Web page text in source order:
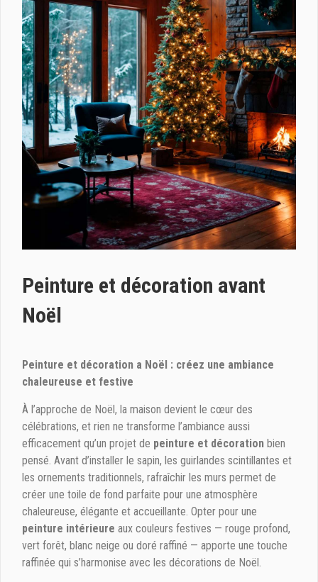
Peinture et décoration avant
Noël
Peinture et décoration a Noël : créez une ambiance
chaleureuse et festive
À l’approche de Noël, la maison devient le cœur des
célébrations, et rien ne transforme l’ambiance aussi
efficacement qu’un projet de peinture et décoration bien
pensé. Avant d’installer le sapin, les guirlandes scintillantes et
les ornements traditionnels, rafraîchir les murs permet de
créer une toile de fond parfaite pour une atmosphère
chaleureuse, élégante et accueillante. Opter pour une
peinture intérieure aux couleurs festives — rouge profond,
vert forêt, blanc neige ou doré raffiné — apporte une touche
raffinée qui s’harmonise avec les décorations de Noël.